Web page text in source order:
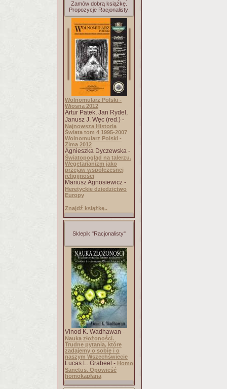
Zamów dobrą książkę.
Propozycje Racjonalisty:
Wolnomularz Polski -
Wiosna 2012
Artur Patek, Jan Rydel,
Janusz J. Węc (red.) -
Najnowsza Historia
Świata tom 4 1995-2007
Wolnomularz Polski -
Zima 2012
Agnieszka Dyczewska -
Światopogląd na talerzu.
Wegetarianizm jako
przejaw współczesnej
religijności
Mariusz Agnosiewicz -
Heretyckie dziedzictwo
Europy
Znajdź książkę..
Sklepik "Racjonalisty"
Vinod K. Wadhawan -
Nauka złożoności.
Trudne pytania, które
zadajemy o sobie i o
naszym Wszechświecie
Lucas L. Grabeel - Homo
Sanctus. Opowieść
homokapłana